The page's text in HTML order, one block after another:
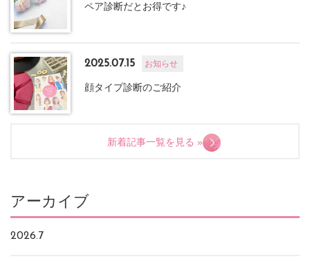
ペア診断だとお得です♪
2025.07.15 お知らせ
顔タイプ診断のご紹介
新着記事一覧を見る »
アーカイブ
2026.7